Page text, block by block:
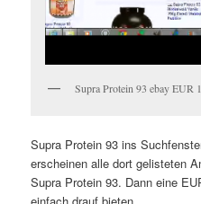
Supra Protein 93 ebay EUR
Supra Protein 93 ins
erscheinen alle dort gelisteten
Supra Protein 93. Dann eine